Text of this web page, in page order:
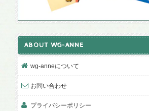
ABOUT WG-ANNE
wg-anneについて
お問い合わせ
プライバシーポリシー